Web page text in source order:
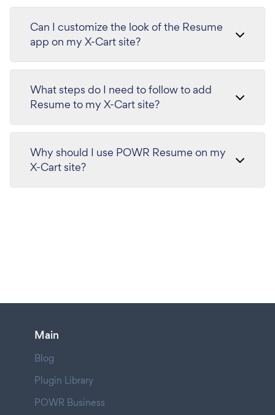
Can I customize the look of the Resume
app on my X-Cart site?
What steps do I need to follow to add
Resume to my X-Cart site?
Why should I use POWR Resume on my
X-Cart site?
Main
Blog
Plugin Library
POWR Business